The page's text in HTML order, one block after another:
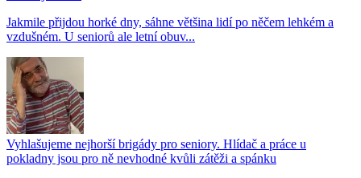
Jakmile přijdou horké dny, sáhne většina lidí po něčem lehkém a
vzdušném. U seniorů ale letní obuv...
Vyhlašujeme nejhorší brigády pro seniory. Hlídač a práce u
pokladny jsou pro ně nevhodné kvůli zátěži a spánku